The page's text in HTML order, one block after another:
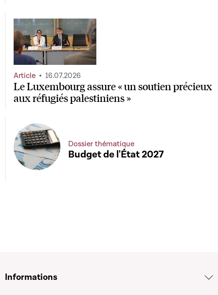
Le Luxembourg assure « un soutien précieux
aux réfugiés palestiniens »
Article 16.07.2026
Budget de l'État 2027
Dossier thématique
Informations